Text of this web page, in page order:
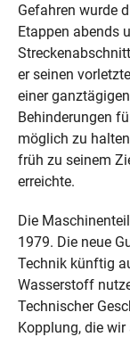
Gefahren wurde
Etappen abends
er seinen
einer
Behinderungen
möglich zu
früh zu seinem
erreichte.
Die
1979. Die neue
Technik künftig
Wasserstoff
Technischer
Kopplung, die